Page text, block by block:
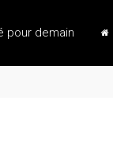
pour demain